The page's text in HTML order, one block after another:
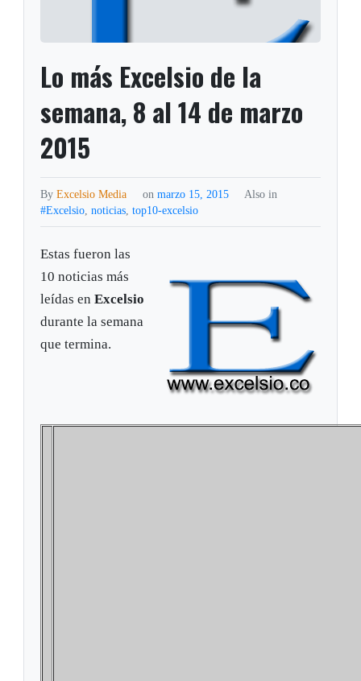
Lo más Excelsio de la
semana, 8 al 14 de marzo
2015
ByExcelsio Media on marzo 15, 2015
Also in
#Excelsio,noticias,top10-excelsio
Estas fueron las
10 noticias más
leídas enExcelsio
durante la semana
que termina.